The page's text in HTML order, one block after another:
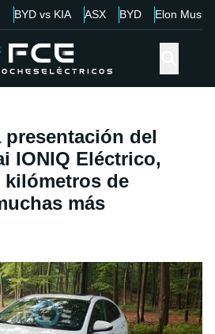
BYD vs KIA ASX BYD Elon Musk
del
IONIQ Eléctrico,
kilómetros de
más